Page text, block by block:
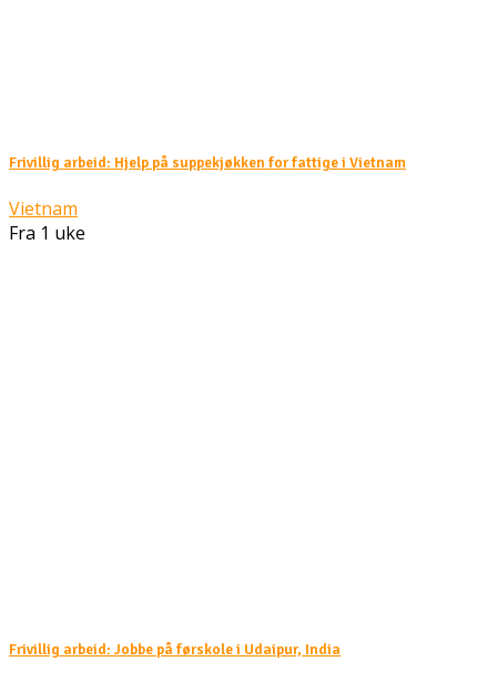
Frivillig arbeid: Hjelp på suppekjøkken for fattige i Vietnam
Vietnam
Fra 1 uke
Frivillig arbeid: Jobbe på førskole i Udaipur, India